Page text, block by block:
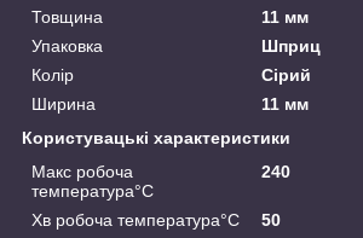
Товщина
11 мм
Упаковка
Шприц
Колір
Сірий
Ширина
11 мм
Користувацькі характеристики
Макс робоча
температура°C
240
Хв робоча температура°C
50